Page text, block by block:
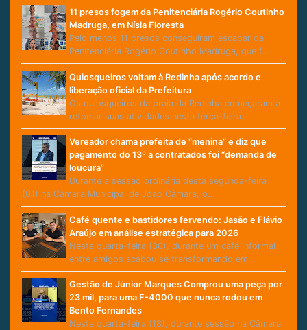
11 presos fogem da Penitenciária Rogério Coutinho
Madruga, em Nísia Floresta
Pelo menos 11 presos conseguiram escapar da
Penitenciária Rogério Coutinho Madruga, que f…
Quiosqueiros voltam à Redinha após acordo e
liberação oficial da Prefeitura
Os quiosqueiros da praia da Redinha começaram a
retomar suas atividades nesta terça-feira…
Vereador chama prefeita de “menina” e diz que
pagamento do 13º a contratados foi “demanda de
loucura”
Durante a sessão ordinária desta segunda-feira
(01) na Câmara Municipal de João Câmara, o…
Café quente e bastidores fervendo: Jasão e Flávio
Araújo em análise estratégica para 2026
Nesta quarta-feira (30), durante um café informal
entre amigos acabou se transformando em…
Gestão de Júnior Marques Comprou uma peça por
23 mil, para uma F-4000 que nunca rodou em
Bento Fernandes
Nesta quarta-feira (18), durante sessão na Câmara